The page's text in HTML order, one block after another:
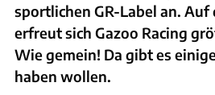
sportlichen GR-Label an.
erfreut sich Gazoo Racing
Wie gemein! Da gibt es
haben wollen.